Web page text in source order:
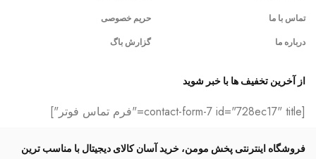
تماس با ما
درباره ما
حریم خصوصی
گزارش باگ
از آخرین تخفیف ها با خبر شوید
[contact-form-7 id="728ec17" title="فرم تماس فوتر"]
فروشگاه اینترنتی پخش مومن، خرید آسان کالای دیجیتال با مناسب ترین